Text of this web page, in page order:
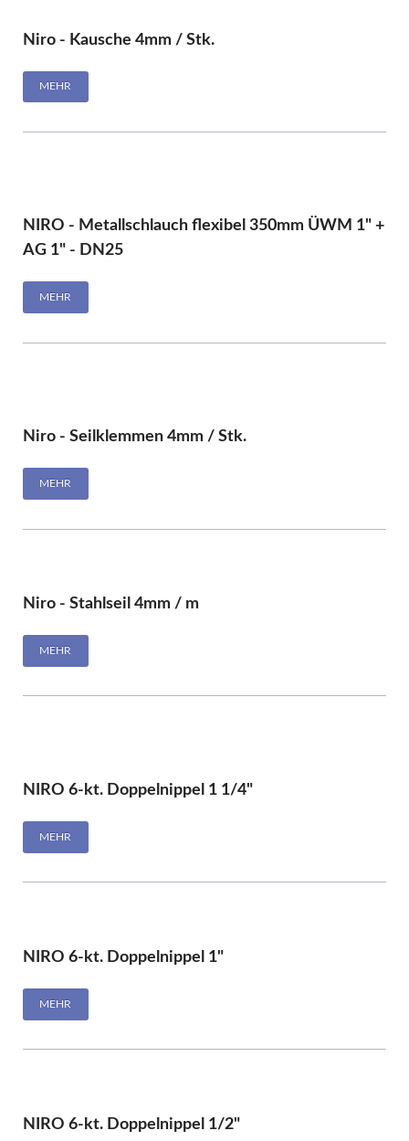
Niro - Kausche 4mm / Stk.
MEHR
NIRO - Metallschlauch flexibel 350mm ÜWM 1" +
AG 1" - DN25
MEHR
Niro - Seilklemmen 4mm / Stk.
MEHR
Niro - Stahlseil 4mm / m
MEHR
NIRO 6-kt. Doppelnippel 1 1/4"
MEHR
NIRO 6-kt. Doppelnippel 1"
MEHR
NIRO 6-kt. Doppelnippel 1/2"